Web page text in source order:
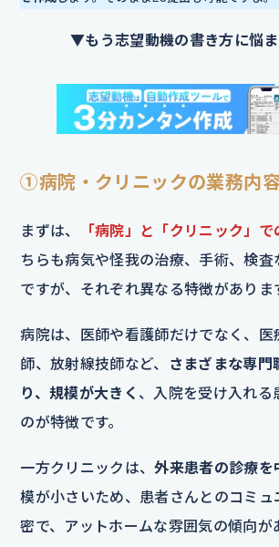
▼もう志望動機の書き方に悩
①病院・クリニックの業務内
まずは、 「病院」と「クリニック」で
ちらも病気や怪我の治療、手術、検査
ですが、それぞれ異なる特徴がありま
病院は、医師や看護師だけでなく、医
師、放射線技師など、
さまざまな専門
り、規模が大きく 、入院を受け入れる
のが特徴です。
一方クリニックは、外来患者の診療を
模が小さいため、患者さんとのコミュ
密で、アットホームな雰囲気の傾向が